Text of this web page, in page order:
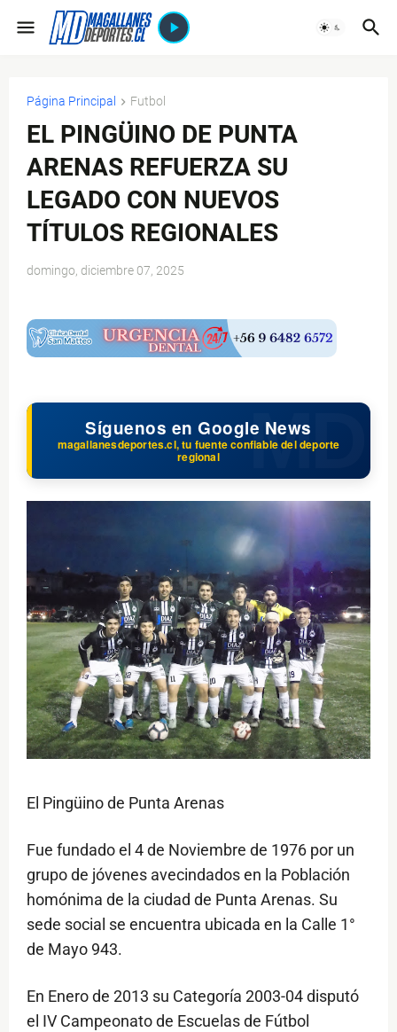
Página Principal Futbol
EL PINGÜINO DE PUNTA
ARENAS REFUERZA SU
LEGADO CON NUEVOS
TÍTULOS REGIONALES
domingo, diciembre 07, 2025
Síguenos en Google News
magallanesdeportes.cl, tu fuente confiable del deporte
regional
El Pingüino de Punta Arenas
Fue fundado el 4 de Noviembre de 1976 por un
grupo de jóvenes avecindados en la Población
homónima de la ciudad de Punta Arenas. Su
sede social se encuentra ubicada en la Calle 1°
de Mayo 943.
En Enero de 2013 su Categoría 2003-04 disputó
el IV Campeonato de Escuelas de Fútbol